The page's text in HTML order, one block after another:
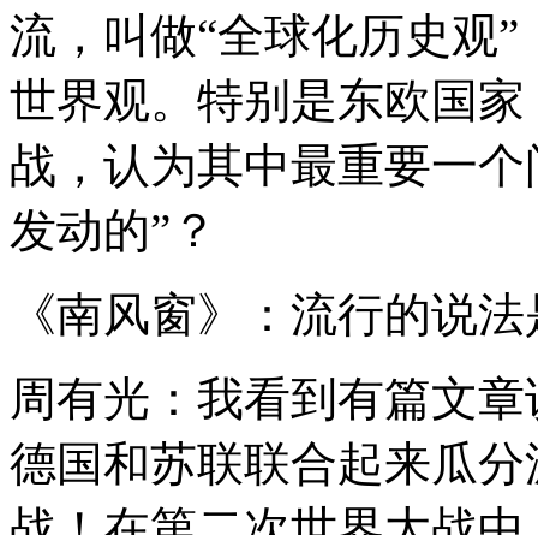
流，叫做“全球化历史观
世界观。特别是东欧国
战，认为其中最重要一
发动的”？
《南风窗》：流行的说
周有光：我看到有篇文
德国和苏联联合起来瓜